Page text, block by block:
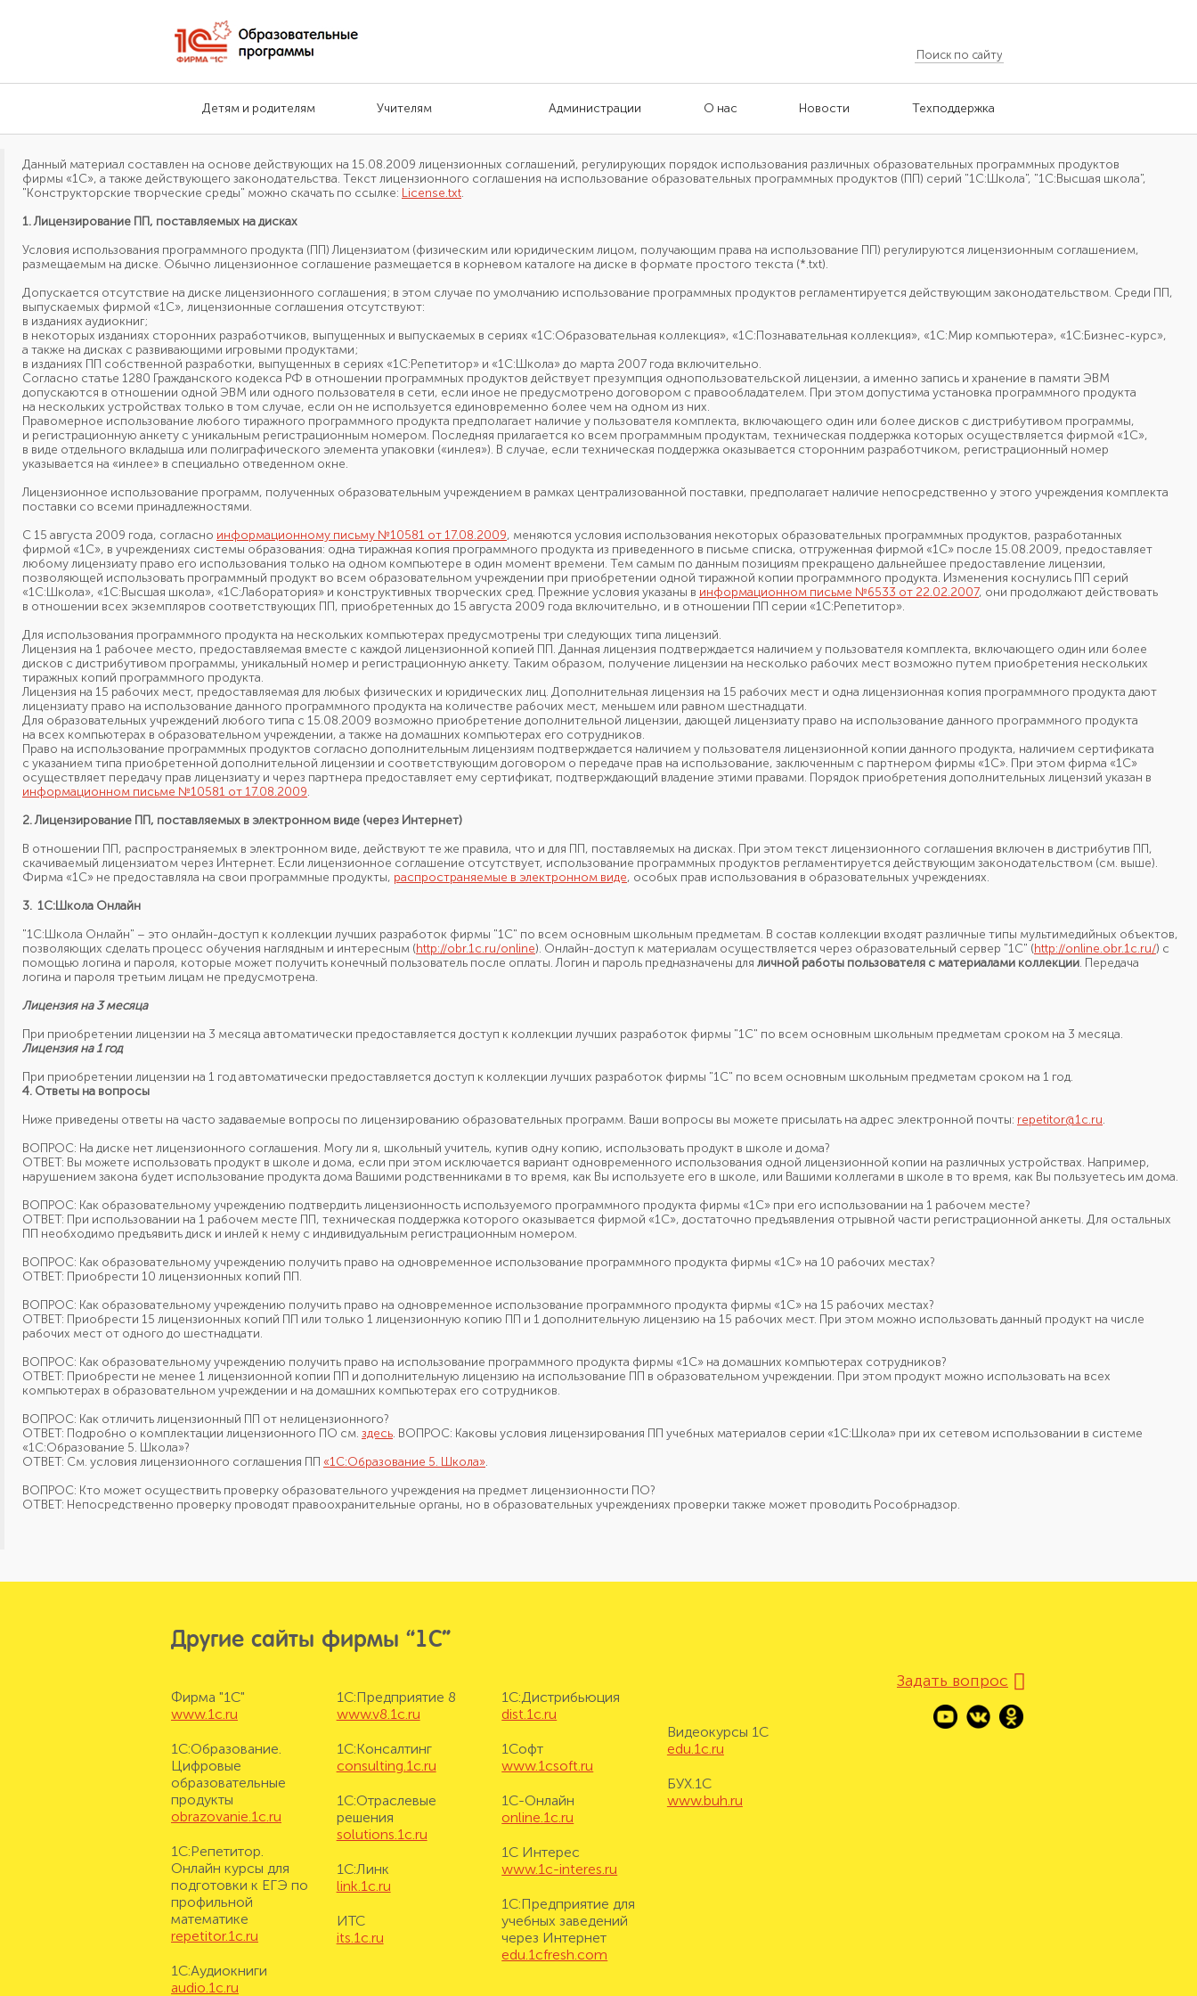
Детям и родителям Учителям Администрации О нас Новости Техподдержка
Данный материал составлен на основе действующих на 15.08.2009 лицензионных соглашений, регулирующих порядок использования различных образовательных программных продуктов
фирмы «1С», а также действующего законодательства. Текст лицензионного соглашения на использование образовательных программных продуктов (ПП) серий "1С:Школа", "1С:Высшая школа",
"Конструкторские творческие среды" можно скачать по ссылке: License.txt.
1. Лицензирование ПП, поставляемых на дисках
Условия использования программного продукта (ПП) Лицензиатом (физическим или юридическим лицом, получающим права на использование ПП) регулируются лицензионным соглашением,
размещаемым на диске. Обычно лицензионное соглашение размещается в корневом каталоге на диске в формате простого текста (*.txt).
Допускается отсутствие на диске лицензионного соглашения; в этом случае по умолчанию использование программных продуктов регламентируется действующим законодательством. Среди ПП,
выпускаемых фирмой «1С», лицензионные соглашения отсутствуют:
в изданиях аудиокниг;
в некоторых изданиях сторонних разработчиков, выпущенных и выпускаемых в сериях «1С:Образовательная коллекция», «1С:Познавательная коллекция», «1С:Мир компьютера», «1С:Бизнес-курс»,
а также на дисках с развивающими игровыми продуктами;
в изданиях ПП собственной разработки, выпущенных в сериях «1С:Репетитор» и «1С:Школа» до марта 2007 года включительно.
Согласно статье 1280 Гражданского кодекса РФ в отношении программных продуктов действует презумпция однопользовательской лицензии, а именно запись и хранение в памяти ЭВМ
допускаются в отношении одной ЭВМ или одного пользователя в сети, если иное не предусмотрено договором с правообладателем. При этомдопустима установка программного продукта
на нескольких устройствах только в том случае, если он не используется единовременно более чем на одном из них.
Правомерное использование любого тиражного программного продукта предполагает наличие у пользователя комплекта, включающего один или более дисков с дистрибутивом программы,
и регистрационную анкету с уникальным регистрационным номером. Последняя прилагается ко всем программным продуктам, техническая поддержка которых осуществляется фирмой «1С»,
в виде отдельного вкладыша или полиграфического элемента упаковки («инлея»). В случае, если техническая поддержка оказывается сторонним разработчиком, регистрационный номер
указывается на «инлее» в специально отведенном окне.
Лицензионное использование программ, полученных образовательным учреждением в рамках централизованной поставки, предполагает наличие непосредственно у этого учреждения комплекта
поставки со всеми принадлежностями.
С 15 августа 2009 года, согласно информационному письму №10581 от 17.08.2009, меняются условия использования некоторых образовательных программных продуктов, разработанных
фирмой «1С», в учреждениях системы образования: одна тиражная копия программного продукта из приведенного в письме списка, отгруженная фирмой «1С» после 15.08.2009, предоставляет
любому лицензиату право его использования только на одном компьютере в один момент времени. Тем самым по данным позициям прекращено дальнейшее предоставление лицензии,
позволяющей использовать программный продукт во всем образовательном учреждении при приобретении одной тиражной копии программного продукта. Изменения коснулись ПП серий
«1С:Школа», «1С:Высшая школа», «1С:Лаборатория» и конструктивных творческих сред. Прежние условия указаны в информационном письме №6533 от 22.02.2007, они продолжают действовать
в отношении всех экземпляров соответствующих ПП, приобретенных до 15 августа 2009 года включительно, и в отношении ПП серии «1С:Репетитор».
Для использования программного продукта на нескольких компьютерах предусмотрены три следующих типа лицензий.
Лицензия на 1 рабочее место, предоставляемая вместе с каждой лицензионной копией ПП. Данная лицензия подтверждается наличиему пользователя комплекта, включающего один или более
дисков с дистрибутивом программы, уникальный номер и регистрационную анкету. Таким образом, получение лицензии на несколько рабочих мест возможно путем приобретения нескольких
тиражных копий программного продукта.
Лицензия на 15 рабочих мест, предоставляемая для любых физических и юридических лиц. Дополнительная лицензия на 15 рабочих мест и одна лицензионная копия программного продукта дают
лицензиату право на использование данного программного продукта на количестве рабочих мест, меньшем или равном шестнадцати.
Для образовательных учреждений любого типа с 15.08.2009 возможно приобретение дополнительной лицензии, дающей лицензиату право на использование данного программного продукта
на всех компьютерах в образовательномучреждении, а также на домашних компьютерах его сотрудников.
Право на использование программных продуктов согласно дополнительным лицензиям подтверждается наличиему пользователя лицензионной копии данного продукта, наличием сертификата
с указаниемтипа приобретенной дополнительной лицензии и соответствующимдоговором о передаче прав на использование, заключенным с партнером фирмы «1С». При этом фирма «1С»
осуществляет передачу прав лицензиату и через партнера предоставляет ему сертификат, подтверждающий владение этими правами. Порядок приобретения дополнительных лицензий указан в
информационном письме №10581 от 17.08.2009.
2. Лицензирование ПП, поставляемых в электронном виде (через Интернет)
В отношении ПП, распространяемых в электронном виде, действуютте же правила, что и для ПП, поставляемых на дисках. При этомтекст лицензионного соглашения включен в дистрибутив ПП,
скачиваемый лицензиатом через Интернет. Если лицензионное соглашение отсутствует, использование программных продуктов регламентируется действующим законодательством (см. выше).
Фирма «1С» не предоставляла на свои программные продукты, распространяемые в электронном виде, особых прав использования в образовательных учреждениях.
3. 1С:Школа Онлайн
"1С:Школа Онлайн" – это онлайн-доступ к коллекции лучших разработок фирмы "1С" по всем основным школьным предметам. В состав коллекции входят различные типы мультимедийных объектов,
позволяющих сделать процесс обучения наглядным и интересным (http://obr.1c.ru/online). Онлайн-доступ к материалам осуществляется через образовательный сервер "1С" (http://online.obr.1c.ru/) с
помощью логина и пароля, которые может получить конечный пользователь после оплаты. Логин и пароль предназначены для личной работы пользователя с материалами коллекции. Передача
логина и пароля третьим лицам не предусмотрена.
Лицензия на 3 месяца
При приобретении лицензии на 3 месяца автоматически предоставляется доступ к коллекции лучших разработок фирмы "1С" по всем основным школьным предметам сроком на 3 месяца.
Лицензия на 1 год
При приобретении лицензии на 1 год автоматически предоставляется доступ к коллекции лучших разработок фирмы "1С" по всем основным школьным предметам сроком на 1 год.
4. Ответы на вопросы
Ниже приведены ответы на часто задаваемые вопросы по лицензированию образовательных программ. Ваши вопросы вы можете присылать на адрес электронной почты: repetitor@1c.ru.
ВОПРОС: На диске нет лицензионного соглашения. Могу ли я, школьный учитель, купив одну копию, использовать продукт в школе и дома?
ОТВЕТ: Вы можете использовать продукт в школе и дома, если при этом исключается вариант одновременного использования одной лицензионной копии на различных устройствах. Например,
нарушением закона будет использование продукта дома Вашими родственниками в то время, как Вы используете его в школе, или Вашими коллегами в школе в то время, как Вы пользуетесь им дома.
ВОПРОС: Как образовательному учреждению подтвердить лицензионность используемого программного продукта фирмы «1С» при его использовании на 1 рабочем месте?
ОТВЕТ: При использовании на 1 рабочем месте ПП, техническая поддержка которого оказывается фирмой «1С», достаточно предъявления отрывной части регистрационной анкеты. Для остальных
ПП необходимо предъявить диск и инлей к нему с индивидуальным регистрационным номером.
ВОПРОС: Как образовательному учреждению получить право на одновременное использование программного продукта фирмы «1С» на 10 рабочих местах?
ОТВЕТ: Приобрести 10 лицензионных копий ПП.
ВОПРОС: Как образовательному учреждению получить право на одновременное использование программного продукта фирмы «1С» на 15 рабочих местах?
ОТВЕТ: Приобрести 15 лицензионных копий ПП или только 1 лицензионную копию ПП и 1 дополнительную лицензию на 15 рабочих мест. При этом можно использовать данный продукт на числе
рабочих мест от одного до шестнадцати.
ВОПРОС: Как образовательному учреждению получить право на использование программного продукта фирмы «1С» на домашних компьютерах сотрудников?
ОТВЕТ: Приобрести не менее 1 лицензионной копии ПП и дополнительную лицензию на использование ПП в образовательномучреждении. При этом продукт можно использовать на всех
компьютерах в образовательномучреждении и на домашних компьютерах его сотрудников.
ВОПРОС: Как отличить лицензионный ПП от нелицензионного?
ОТВЕТ: Подробно о комплектации лицензионного ПО см. здесь. ВОПРОС: Каковы условия лицензирования ПП учебных материалов серии «1С:Школа» при их сетевом использовании в системе
«1С:Образование 5. Школа»?
ОТВЕТ: См. условия лицензионного соглашения ПП «1С:Образование 5. Школа».
ВОПРОС: Кто может осуществить проверку образовательного учреждения на предметлицензионности ПО?
ОТВЕТ: Непосредственно проверку проводят правоохранительные органы, но в образовательных учреждениях проверки также может проводить Рособрнадзор.
Другие сайты фирмы “1С”
Фирма "1С"
www.1c.ru
1С:Образование.
Цифровые
образовательные
продукты
obrazovanie.1c.ru
1С:Репетитор.
Онлайн курсы для
подготовки к ЕГЭ по
профильной
математике
repetitor.1c.ru
1С:Аудиокниги
audio.1c.ru
1С:Предприятие 8
www.v8.1c.ru
1С:Консалтинг
consulting.1c.ru
1С:Отраслевые
решения
solutions.1c.ru
1С:Линк
link.1c.ru
ИТС
its.1c.ru
1С:Дистрибьюция
dist.1c.ru
1Софт
www.1csoft.ru
1С-Онлайн
online.1c.ru
1С Интерес
www.1c-interes.ru
1С:Предприятие для
учебных заведений
через Интернет
edu.1cfresh.com
Видеокурсы 1С
edu.1c.ru
БУХ.1С
www.buh.ru
Задать вопрос